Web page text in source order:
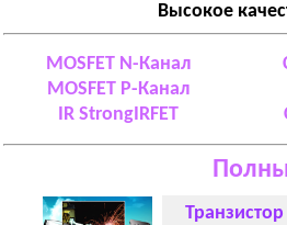
Высокое
MOSFET N-Канал
MOSFET P-Канал
IR StrongIRFET
Транзистор